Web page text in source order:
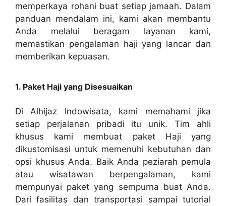
memperkaya rohani buat setiap jamaah. Dalam
panduan mendalam ini, kami akan membantu
Anda melalui beragam layanan kami,
memastikan pengalaman haji yang lancar dan
memberikan kepuasan.
1. Paket Haji yang Disesuaikan
Di Alhijaz Indowisata, kami memahami jika
setiap perjalanan pribadi itu unik. Tim ahli
khusus kami membuat paket Haji yang
dikustomisasi untuk memenuhi kebutuhan dan
opsi khusus Anda. Baik Anda peziarah pemula
atau wisatawan berpengalaman, kami
mempunyai paket yang sempurna buat Anda.
Dari fasilitas dan transportasi sampai tutorial